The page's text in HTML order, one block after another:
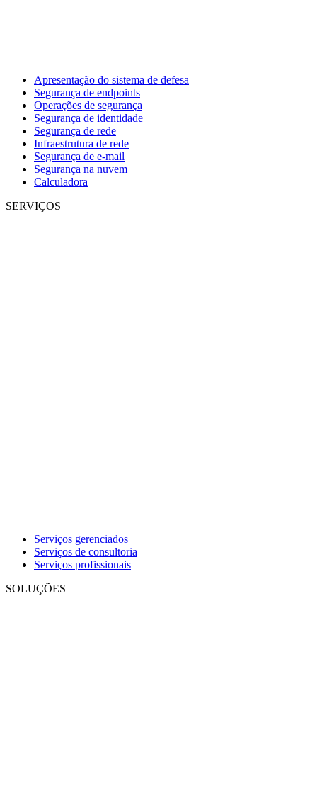
Apresentação do sistema de defesa
Segurança de endpoints
Operações de segurança
Segurança de identidade
Segurança de rede
Infraestrutura de rede
Segurança de e-mail
Segurança na nuvem
Calculadora
SERVIÇOS
Serviços gerenciados
Serviços de consultoria
Serviços profissionais
SOLUÇÕES